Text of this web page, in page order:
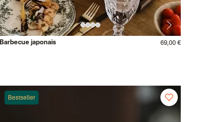
Barbecue japonais 69,00 €
Bestseller